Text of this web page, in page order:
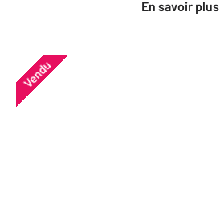
En savoir plus
Vendu